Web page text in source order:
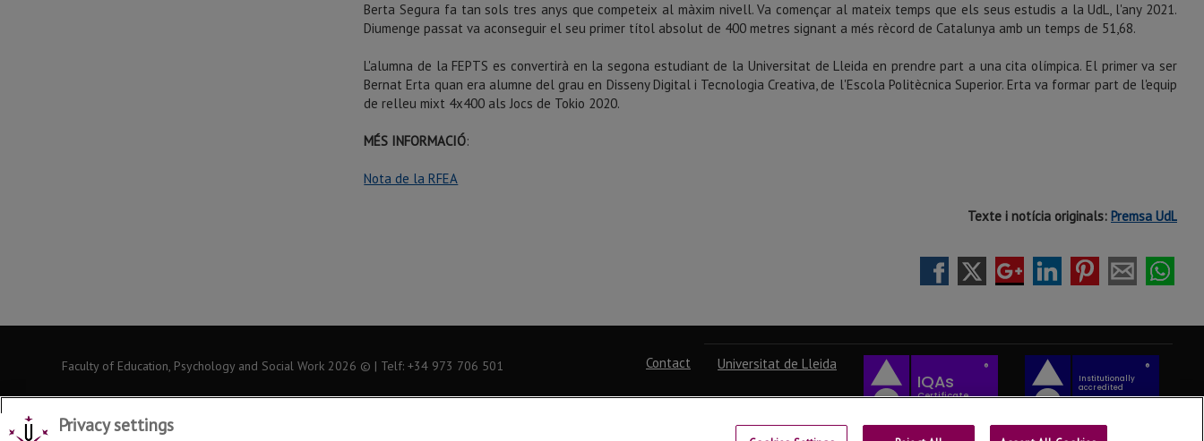
Berta Segura fa tan sols tres anys que competeix al màxim nivell. Va començar al mateix temps que els seus estudis a la UdL, l'any 2021.
Diumenge passat va aconseguir el seu primer títol absolut de 400 metres signant a més rècord de Catalunya amb un temps de 51,68.
L'alumna de la FEPTS es convertirà en la segona estudiant de la Universitat de Lleida en prendre part a una cita olímpica. El primer va ser
Bernat Erta quan era alumne del grau en Disseny Digital i Tecnologia Creativa, de l'Escola Politècnica Superior. Erta va formar part de l'equip
de relleu mixt 4x400 als Jocs de Tokio 2020.
MÉS INFORMACIÓ:
Nota de la RFEA
Texte i notícia originals: Premsa UdL
Faculty of Education, Psychology and Social Work 2026 © | Telf: +34 973 706 501 Contact Universitat de Lleida
Privacy settings